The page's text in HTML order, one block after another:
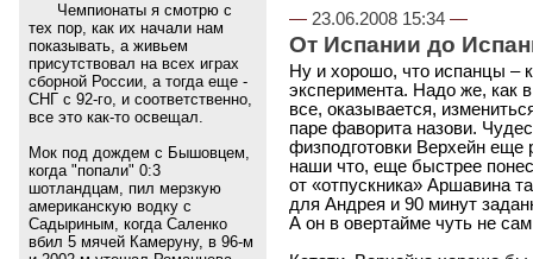
Чемпионаты я смотрю с
тех пор, как их начали нам
показывать, а живьем
присутствовал на всех играх
сборной России, а тогда еще -
СНГ с 92-го, и соответственно,
все это как-то освещал.
Мок под дождем с Бышовцем,
когда "попали" 0:3
шотландцам, пил мерзкую
американскую водку с
Садыриным, когда Саленко
вбил 5 мячей Камеруну, в 96-м
— 23.06.2008 15:34 —
От Испании до
Ну и хорошо, что испанцы –
эксперимента. Надо же, как
все, оказывается,
паре фаворита назови.
физподготовки Верхейн еще
наши что, еще быстрее
от «отпускника» Аршавина
для Андрея и 90 минут
А он в овертайме чуть не